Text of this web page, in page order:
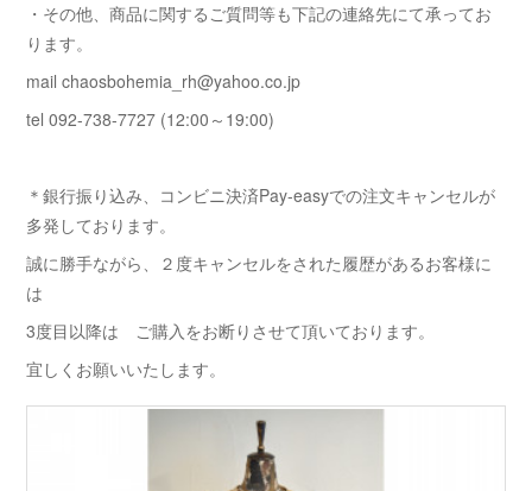
・その他、商品に関するご質問等も下記の連絡先にて承ってお
ります。
mail chaosbohemia_rh@yahoo.co.jp
tel 092-738-7727 (12:00～19:00)
＊銀行振り込み、コンビニ決済Pay-easyでの注文キャンセルが
多発しております。
誠に勝手ながら、２度キャンセルをされた履歴があるお客様に
は
3度目以降は ご購入をお断りさせて頂いております。
宜しくお願いいたします。